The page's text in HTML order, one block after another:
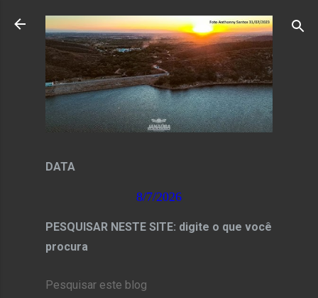
Pular para o conteúdo principal
DATA
8/7/2026
PESQUISAR NESTE SITE: digite o que você
procura